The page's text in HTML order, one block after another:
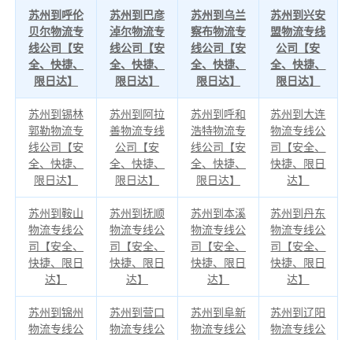
苏州到呼伦
贝尔物流专
线公司【安
全、快捷、
限日达】
苏州到巴彦
淖尔物流专
线公司【安
全、快捷、
限日达】
苏州到乌兰
察布物流专
线公司【安
全、快捷、
限日达】
苏州到兴安
盟物流专线
公司【安
全、快捷、
限日达】
苏州到锡林
郭勒物流专
线公司【安
全、快捷、
限日达】
苏州到阿拉
善物流专线
公司【安
全、快捷、
限日达】
苏州到呼和
浩特物流专
线公司【安
全、快捷、
限日达】
苏州到大连
物流专线公
司【安全、
快捷、限日
达】
苏州到鞍山
物流专线公
司【安全、
快捷、限日
达】
苏州到抚顺
物流专线公
司【安全、
快捷、限日
达】
苏州到本溪
物流专线公
司【安全、
快捷、限日
达】
苏州到丹东
物流专线公
司【安全、
快捷、限日
达】
苏州到锦州
物流专线公
苏州到营口
物流专线公
苏州到阜新
物流专线公
苏州到辽阳
物流专线公